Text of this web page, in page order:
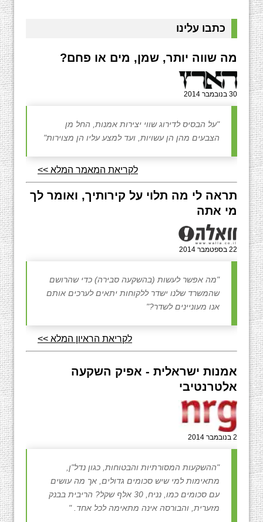
כתבו עלינו
מה שווה יותר, שמן, מים או פחם?
30 בנובמבר 2014
"על הבסיס לדירוג שווי יצירות אמנות, החל מן
הצבעים מהן הן עשויות, ועד למצע עליו הן מצוירות"
לקריאת המאמר המלא >>
תראה לי מה תלוי על קירותיך, ואומר לך
מי אתה
22 בספטמבר 2014
"מה אפשר לעשות (בהשקעה סבירה) כדי שהרושם
שהמשרד שלנו ישדר ללקוחות יתאים לערכים אותם
אנו מעוניינים לשדר?"
לקריאת הראיון המלא >>
אמנות ישראלית - אפיק השקעה
אלטרנטיבי
2 בנובמבר 2014
"ההשקעות המסורתיות והבטוחות, כגון נדל"ן,
מתאימות למי שיש סכומים גדולים, אך מה עושים
עם סכומים כמו, נניח, 30 אלף שקל? הריבית בבנק
מזערית, והבורסה אינה מתאימה לכל אחד. "